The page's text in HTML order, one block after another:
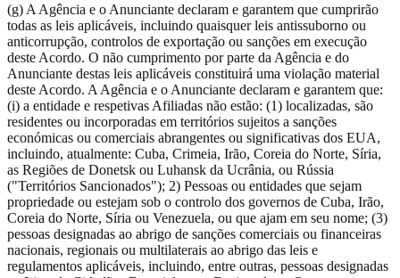
(g) A Agência e o Anunciante declaram e garantem que cumprirão
todas as leis aplicáveis, incluindo quaisquer leis antissuborno ou
anticorrupção, controlos de exportação ou sanções em execução
deste Acordo. O não cumprimento por parte da Agência e do
Anunciante destas leis aplicáveis constituirá uma violação material
deste Acordo. A Agência e o Anunciante declaram e garantem que:
(i) a entidade e respetivas Afiliadas não estão: (1) localizadas, são
residentes ou incorporadas em territórios sujeitos a sanções
económicas ou comerciais abrangentes ou significativas dos EUA,
incluindo, atualmente: Cuba, Crimeia, Irão, Coreia do Norte, Síria,
as Regiões de Donetsk ou Luhansk da Ucrânia, ou Rússia
("Territórios Sancionados"); 2) Pessoas ou entidades que sejam
propriedade ou estejam sob o controlo dos governos de Cuba, Irão,
Coreia do Norte, Síria ou Venezuela, ou que ajam em seu nome; (3)
pessoas designadas ao abrigo de sanções comerciais ou financeiras
nacionais, regionais ou multilaterais ao abrigo das leis e
regulamentos aplicáveis, incluindo, entre outras, pessoas designadas